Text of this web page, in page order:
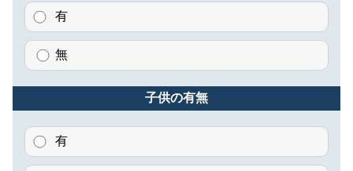
有
無
子供の有無
有